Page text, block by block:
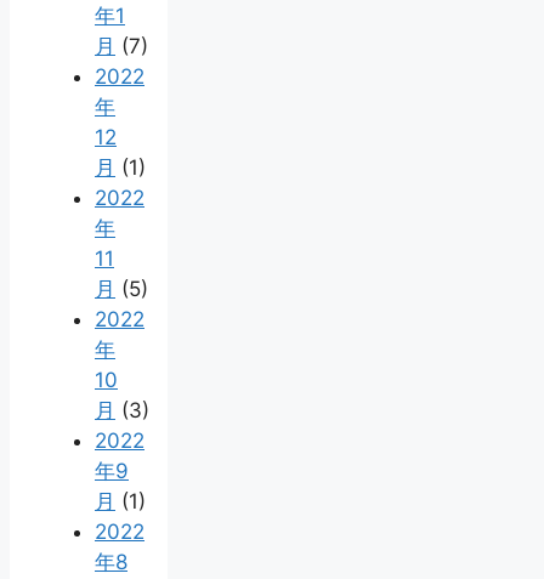
年1
月 (7)
2022
年
12
月 (1)
2022
年
11
月 (5)
2022
年
10
月 (3)
2022
年9
月 (1)
2022
年8